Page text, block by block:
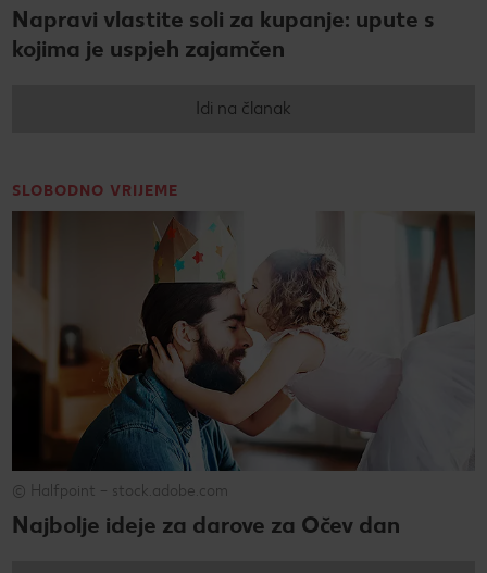
Napravi vlastite soli za kupanje: upute s
kojima je uspjeh zajamčen
Idi na članak
SLOBODNO VRIJEME
© Halfpoint – stock.adobe.com
Najbolje ideje za darove za Očev dan